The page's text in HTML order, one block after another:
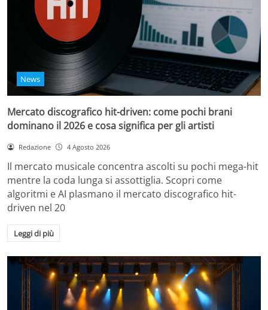
News
Mercato discografico hit-driven: come pochi brani
dominano il 2026 e cosa significa per gli artisti
Redazione 4 Agosto 2026
Il mercato musicale concentra ascolti su pochi mega-hit
mentre la coda lunga si assottiglia. Scopri come
algoritmi e AI plasmano il mercato discografico hit-
driven nel 20
Leggi di più